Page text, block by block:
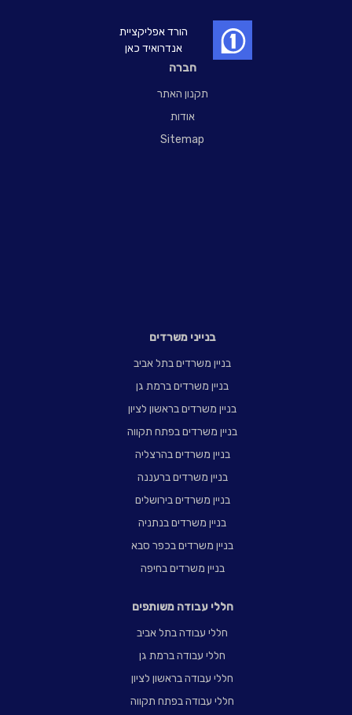
חברה
תקנון האתר
אודות
Sitemap
בנייני משרדים
בניין משרדים בתל אביב
בניין משרדים ברמת גן
בניין משרדים בראשון לציון
בניין משרדים בפתח תקווה
בניין משרדים בהרצליה
בניין משרדים ברעננה
בניין משרדים בירושלים
בניין משרדים בנתניה
בניין משרדים בכפר סבא
בניין משרדים בחיפה
חללי עבודה משותפים
חללי עבודה בתל אביב
חללי עבודה ברמת גן
חללי עבודה בראשון לציון
חללי עבודה בפתח תקווה
הורד אפליקציית
אנדרואיד כאן